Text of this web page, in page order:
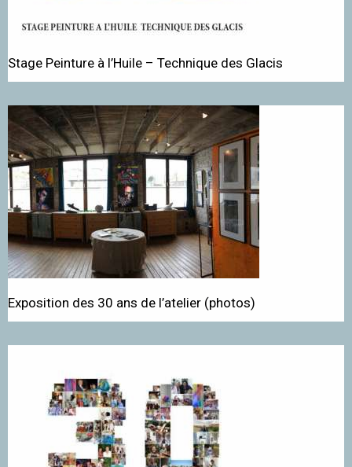
Stage Peinture à l’Huile – Technique des Glacis
Exposition des 30 ans de l’atelier (photos)